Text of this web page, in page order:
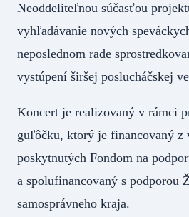
Neoddeliteľnou súčasťou
vyhľadávanie nových
neposlednom rade
vystúpení širšej poslucháčskej
Koncert je realizovaný v rámci
guľôčku, ktorý je financovaný z
poskytnutých Fondom na
a spolufinancovaný s podporou
samosprávneho kraja.